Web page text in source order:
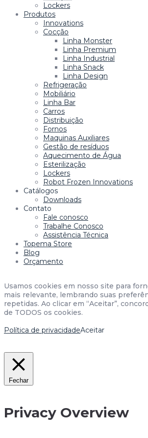
Lockers
Produtos
Innovations
Cocção
Linha Monster
Linha Premium
Linha Industrial
Linha Snack
Linha Design
Refrigeração
Mobiliário
Linha Bar
Carros
Distribuição
Fornos
Maquinas Auxiliares
Gestão de resíduos
Aquecimento de Água
Esterilização
Lockers
Robot Frozen Innovations
Catálogos
Downloads
Contato
Fale conosco
Trabalhe Conosco
Assistência Técnica
Topema Store
Blog
Orçamento
Usamos cookies em nosso site para
mais relevante, lembrando suas
repetidas. Ao clicar em “Aceitar”,
de TODOS os cookies.
Política de privacidadeAceitar
Fechar
Privacy Overview